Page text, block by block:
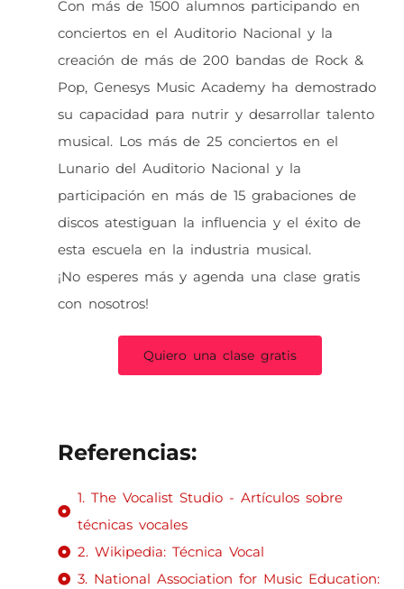
Con más de 1500 alumnos participando en
conciertos en el Auditorio Nacional y la
creación de más de 200 bandas de Rock &
Pop, Genesys Music Academy ha demostrado
su capacidad para nutrir y desarrollar talento
musical. Los más de 25 conciertos en el
Lunario del Auditorio Nacional y la
participación en más de 15 grabaciones de
discos atestiguan la influencia y el éxito de
esta escuela en la industria musical.
¡No esperes más y agenda una clase gratis
con nosotros!
Quiero una clase gratis
Referencias:
1. The Vocalist Studio - Artículos sobre
técnicas vocales
2. Wikipedia: Técnica Vocal
3. National Association for Music Education: